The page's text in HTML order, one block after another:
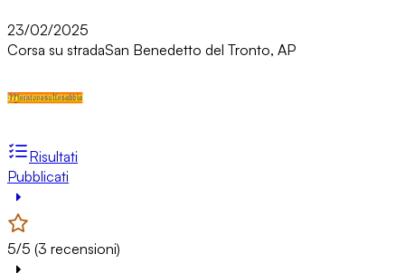
23/02/2025
Corsa su stradaSan Benedetto del Tronto, AP
Risultati
Pubblicati
5/5 (3 recensioni)